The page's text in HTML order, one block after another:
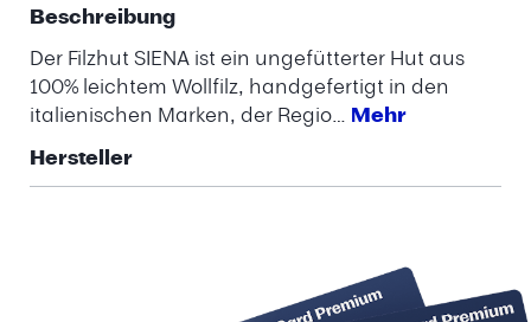
Beschreibung
Der Filzhut SIENA ist ein ungefütterter Hut aus
100% leichtem Wollfilz, handgefertigt in den
italienischen Marken, der Regio… Mehr
Hersteller